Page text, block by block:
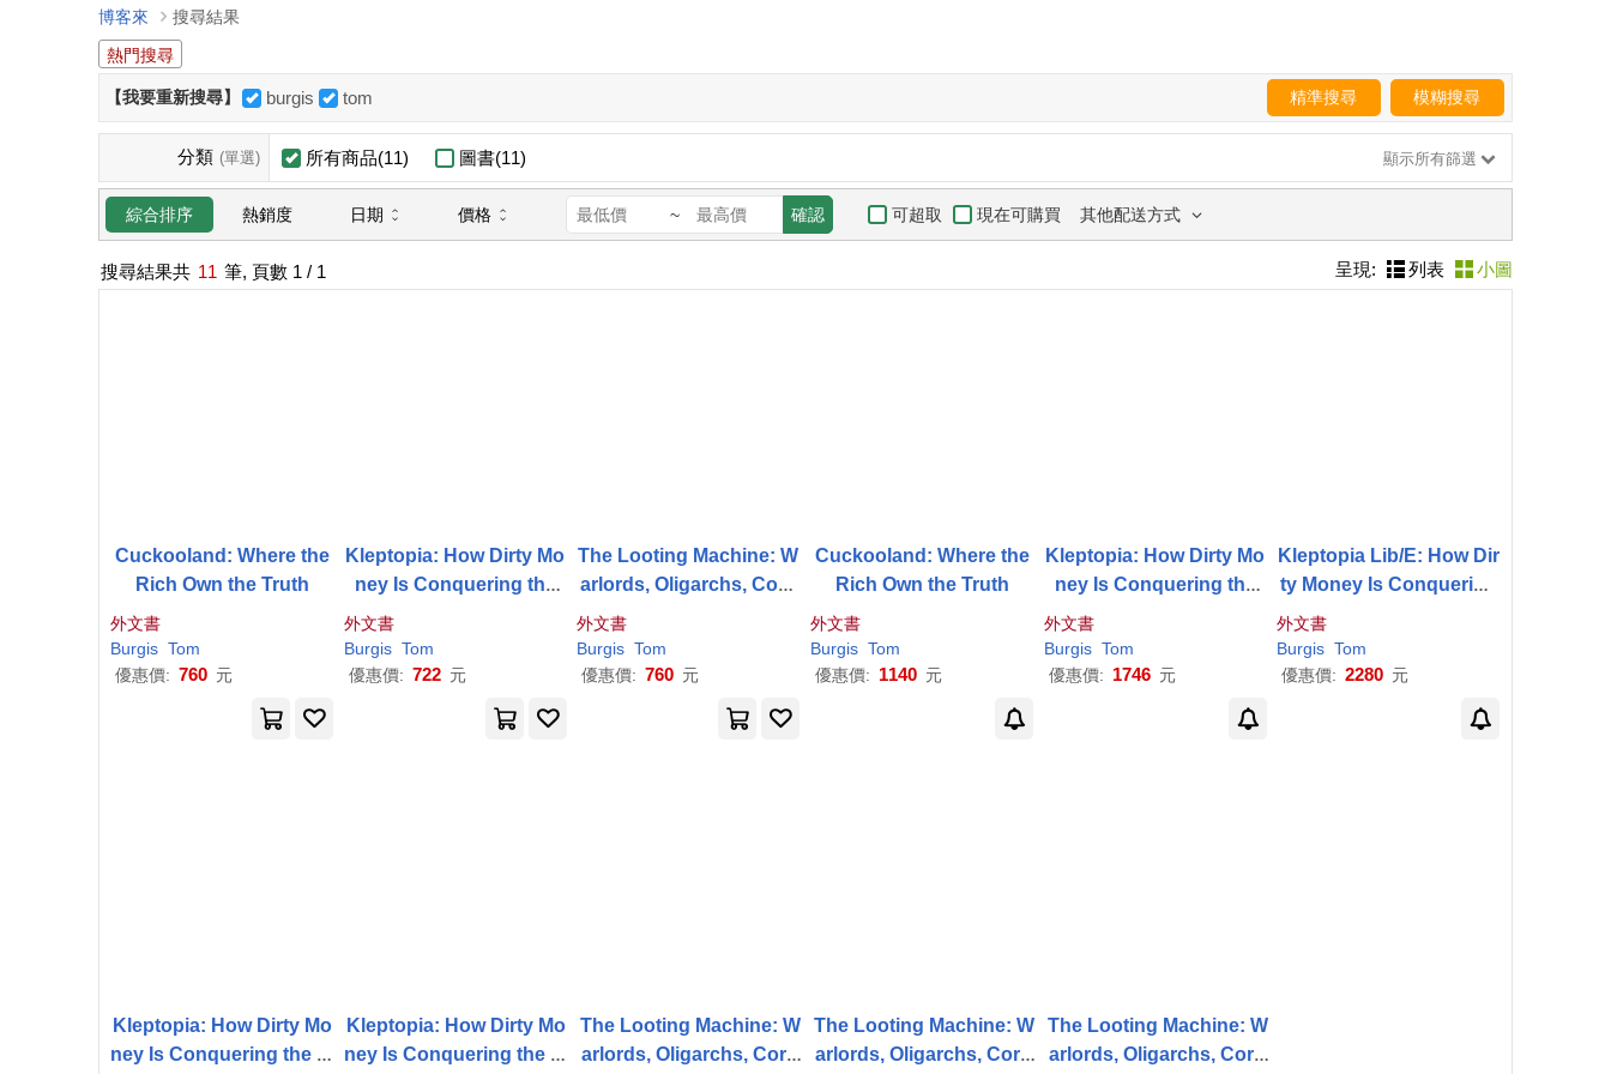
博客來
搜尋結果
熱門搜尋
【我要重新搜尋】 burgis tom 精準搜尋 模糊搜尋
分類 (單選) 所有商品(11) 圖書(11) 顯示所有篩選
綜合排序 熱銷度 日期 價格 ~ 確認 可超取 現在可購買 其他配送方式
搜尋結果共 11 筆, 頁數 1 / 1 呈現: 列表 小圖
Cuckooland: Where the
Rich Own the Truth
外文書
Burgis Tom
優惠價: 760 元
Kleptopia: How Dirty Mo
ney Is Conquering the
外文書
Burgis Tom
優惠價: 722 元
The Looting Machine: W
arlords, Oligarchs, Corp
orations, Smugglers, an
d the Theft of Africa’s W
ealth
外文書
Burgis Tom
優惠價: 760 元
Cuckooland: Where the
Rich Own the Truth
外文書
Burgis Tom
優惠價: 1140 元
Kleptopia: How Dirty Mo
ney Is Conquering the
外文書
Burgis Tom
優惠價: 1746 元
Kleptopia Lib/E: How Dir
ty Money Is Conquering
外文書
Burgis Tom
優惠價: 2280 元
Kleptopia: How Dirty Mo
ney Is Conquering the W
Kleptopia: How Dirty Mo
ney Is Conquering the W
The Looting Machine: W
arlords, Oligarchs, Corp
The Looting Machine: W
arlords, Oligarchs, Corp
The Looting Machine: W
arlords, Oligarchs, Corp